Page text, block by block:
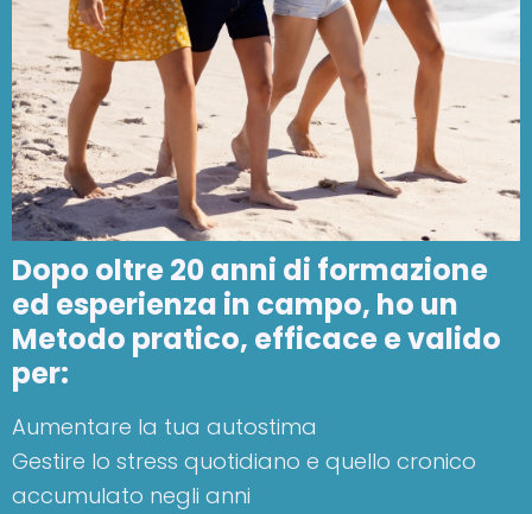
Dopo oltre 20 anni di formazione
ed esperienza in campo, ho un
Metodo pratico, efficace e valido
per:
Aumentare la tua autostima
Gestire lo stress quotidiano e quello cronico
accumulato negli anni